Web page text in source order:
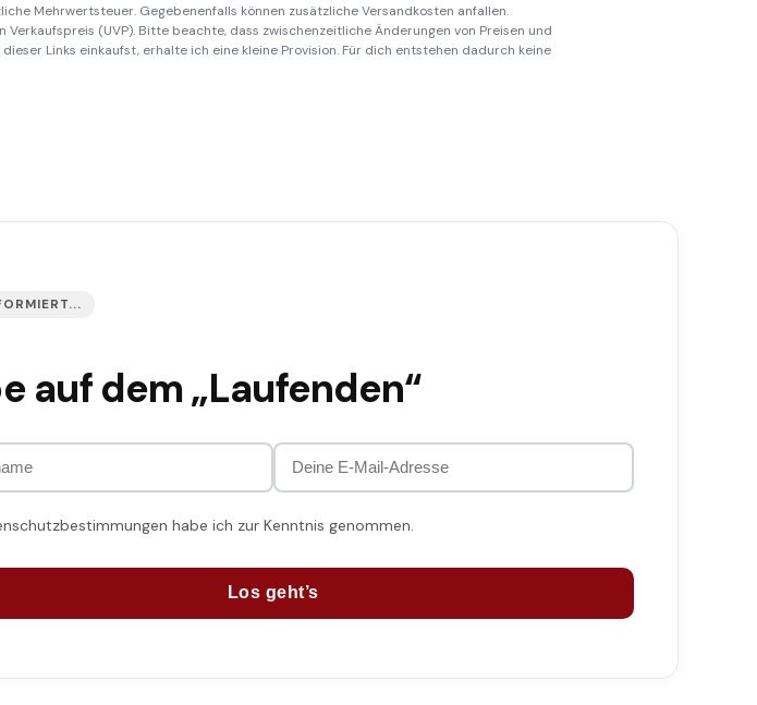
Mehrwertsteuer. Gegebenenfalls können zusätzliche Versandkosten anfallen.
(UVP). Bitte beachte, dass zwischenzeitliche Änderungen von Preisen und
Links einkaufst, erhalte ich eine kleine Provision. Für dich entstehen dadurch keine
auf dem „Laufenden“
habe ich zur Kenntnis genommen.
Los geht’s